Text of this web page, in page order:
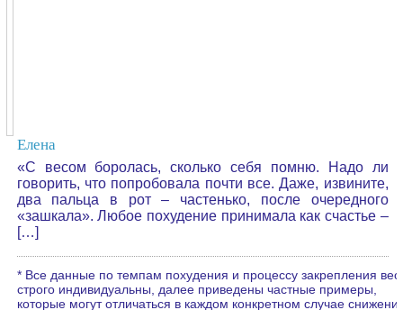
Елена
«С весом боролась, сколько себя помню. Надо ли
говорить, что попробовала почти все. Даже, извините,
два пальца в рот – частенько, после очередного
«зашкала». Любое похудение принимала как счастье –
[…]
* Все данные по темпам похудения и процессу закрепления
строго индивидуальны, далее приведены частные примеры,
которые могут отличаться в каждом конкретном случае